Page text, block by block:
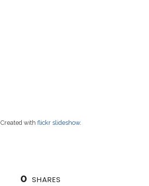
Created with flickr slideshow.
0 SHARES